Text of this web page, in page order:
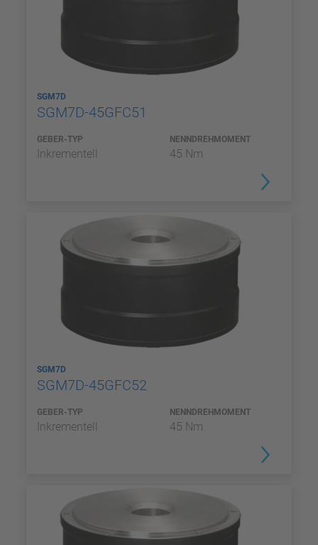
SGM7D
SGM7D-45GFC51
GEBER-TYP
Inkrementell
NENNDREHMOMENT
45 Nm
SGM7D
SGM7D-45GFC52
GEBER-TYP
Inkrementell
NENNDREHMOMENT
45 Nm